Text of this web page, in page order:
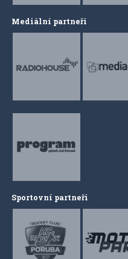
Mediální partneři
Sportovní partneři